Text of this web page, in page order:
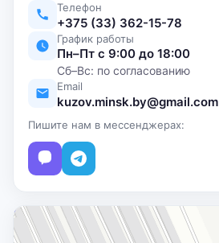
Телефон
+375 (33) 362-15-78
График работы
Пн–Пт с 9:00 до 18:00
Сб–Вс: по согласованию
Email
kuzov.minsk.by@gmail.com
Пишите нам в мессенджерах: